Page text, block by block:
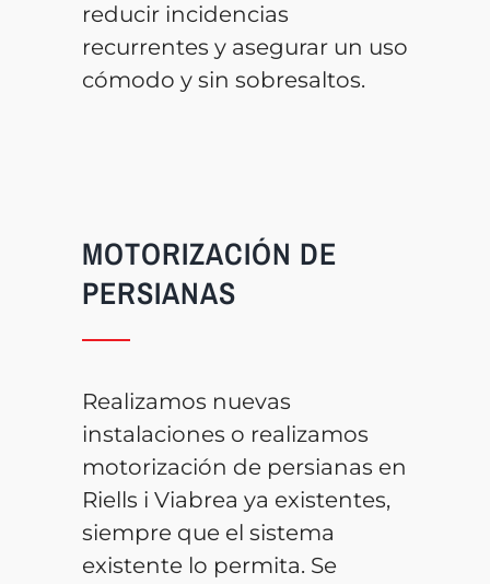
reducir incidencias
recurrentes y asegurar un uso
cómodo y sin sobresaltos.
MOTORIZACIÓN DE
PERSIANAS
Realizamos nuevas
instalaciones o realizamos
motorización de persianas en
Riells i Viabrea ya existentes,
siempre que el sistema
existente lo permita. Se